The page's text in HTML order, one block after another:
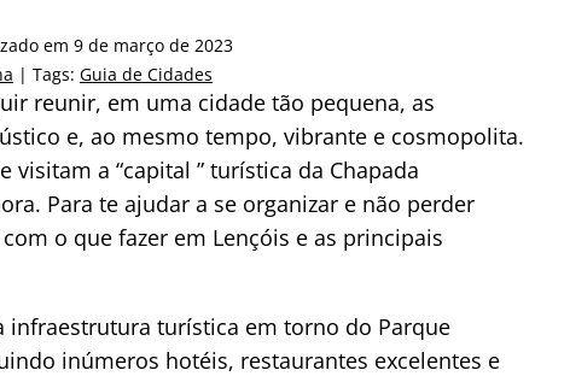
em 9 de março de 2023
| Tags: Guia de Cidades
reunir, em uma cidade tão pequena, as
e, ao mesmo tempo, vibrante e cosmopolita.
a “capital ” turística da Chapada
Para te ajudar a se organizar e não perder
o que fazer em Lençóis e as principais
infraestrutura turística em torno do Parque
inúmeros hotéis, restaurantes excelentes e